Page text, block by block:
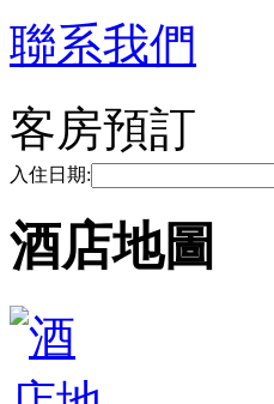
聯系我們
客房預訂
入住日期:
酒店地圖